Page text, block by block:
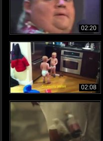
02:20
02:08